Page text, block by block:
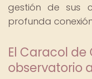
gestión de sus
profunda
El Caracol de
observatorio